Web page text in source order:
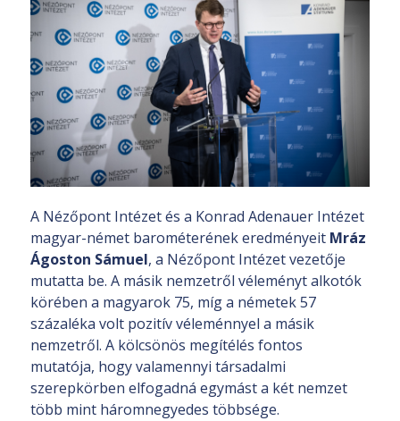
A Nézőpont Intézet és a Konrad Adenauer Intézet
magyar-német barométerének eredményeit Mráz
Ágoston Sámuel, a Nézőpont Intézet vezetője
mutatta be. A másik nemzetről véleményt alkotók
körében a magyarok 75, míg a németek 57
százaléka volt pozitív véleménnyel a másik
nemzetről. A kölcsönös megítélés fontos
mutatója, hogy valamennyi társadalmi
szerepkörben elfogadná egymást a két nemzet
több mint háromnegyedes többsége.